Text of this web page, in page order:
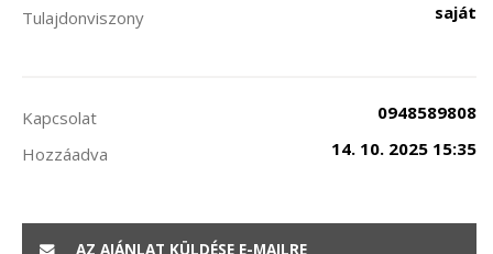
Tulajdonviszony
saját
Kapcsolat
0948589808
Hozzáadva
14. 10. 2025 15:35
AZ AJÁNLAT KÜLDÉSE E-MAILRE